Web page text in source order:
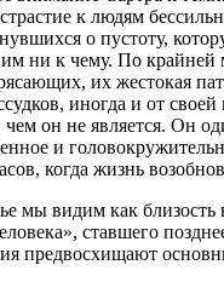
к людям
о пустоту,
ни к чему. По крайней
их жестокая
иногда и от
чем он не является. Он
и
когда жизнь
мы видим как
ставшего
предвосхищают